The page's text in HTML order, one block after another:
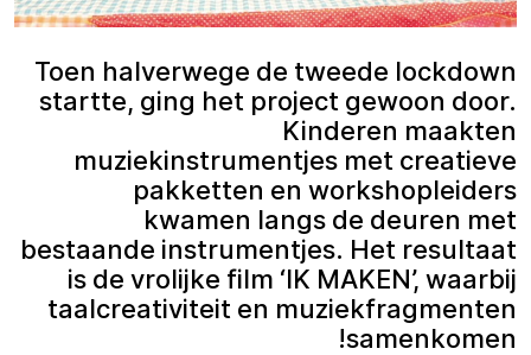
Toen halverwege de tweede lockdown
startte, ging het project gewoon door.
Kinderen maakten
muziekinstrumentjes met creatieve
pakketten en workshopleiders
kwamen langs de deuren met
bestaande instrumentjes. Het resultaat
is de vrolijke film ‘IK MAKEN’, waarbij
taalcreativiteit en muziekfragmenten
samenkomen!